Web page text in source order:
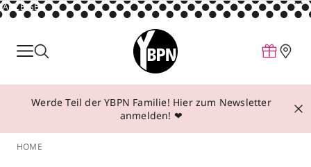
ANZEIGE
Parfum
Make-up
Behandlungen
Werde Teil der YBPN Familie! Hier zum Newsletter
anmelden! ❤
HOME